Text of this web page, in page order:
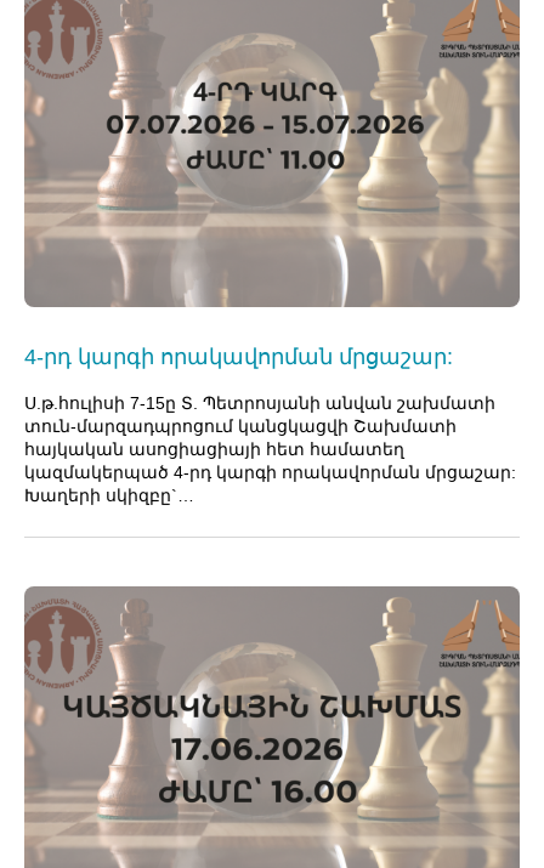
4-րդ կարգի որակավորման մրցաշար:
Ս.թ.հուլիսի 7-15ը Տ. Պետրոսյանի անվան շախմատի
տուն-մարզադպրոցում կանցկացվի Շախմատի
հայկական ասոցիացիայի հետ համատեղ
կազմակերպած 4-րդ կարգի որակավորման մրցաշար:
Խաղերի սկիզբը`…